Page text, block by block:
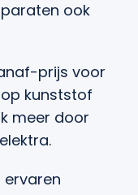
ook
prijs voor
kunststof
meer door
ervaren